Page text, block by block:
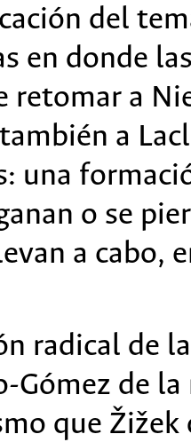
del
en donde
retomar a
a
una
o se
a cabo,
radical de
Gómez de
que